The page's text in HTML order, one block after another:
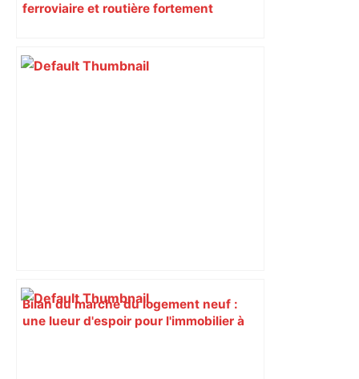
ferroviaire et routière fortement
Bilan du marché du logement neuf :
une lueur d'espoir pour l'immobilier à